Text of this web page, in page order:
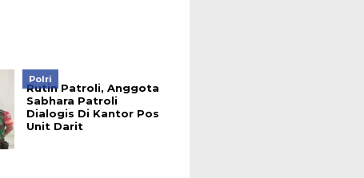
Polri
Rutin Patroli, Anggota
Sabhara Patroli
Dialogis Di Kantor Pos
Unit Darit